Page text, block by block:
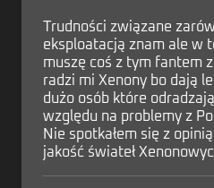
Trudności związane
eksploatacją znam ale w
muszę coś z tym fantem
radzi mi Xenony bo dają
dużo osób które
względu na problemy z
Nie spotkałem się z
jakość świateł